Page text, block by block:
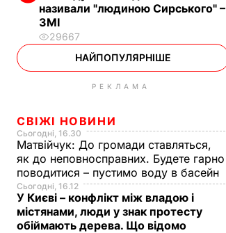
називали "людиною Сирського" –
ЗМІ
29667
НАЙПОПУЛЯРНІШЕ
РЕКЛАМА
СВІЖІ НОВИНИ
Сьогодні, 16.30
Матвійчук: До громади ставляться,
як до неповносправних. Будете гарно
поводитися – пустимо воду в басейн
Сьогодні, 16.12
У Києві – конфлікт між владою і
містянами, люди у знак протесту
обіймають дерева. Що відомо